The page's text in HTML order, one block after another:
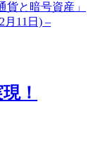
と暗号資産」
月11日) –
！